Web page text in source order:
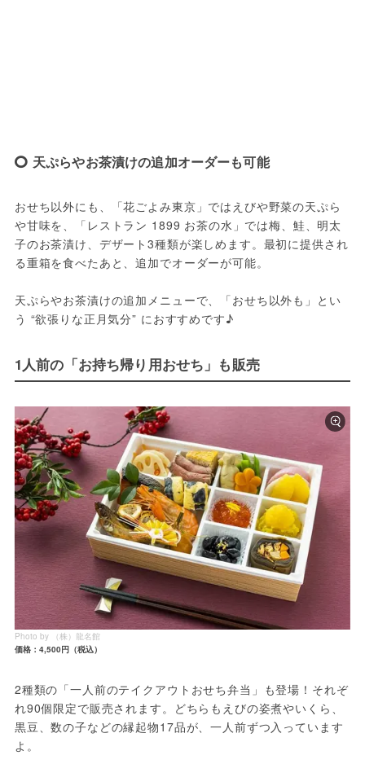
天ぷらやお茶漬けの追加オーダーも可能
おせち以外にも、「花ごよみ東京」ではえびや野菜の天ぷら
や甘味を、「レストラン 1899 お茶の水」では梅、鮭、明太
子のお茶漬け、デザート3種類が楽しめます。最初に提供され
る重箱を食べたあと、追加でオーダーが可能。
天ぷらやお茶漬けの追加メニューで、「おせち以外も」とい
う “欲張りな正月気分” におすすめです♪
1人前の「お持ち帰り用おせち」も販売
Photo by （株）龍名館
価格：4,500円（税込）
2種類の「一人前のテイクアウトおせち弁当」も登場！それぞ
れ90個限定で販売されます。どちらもえびの姿煮やいくら、
黒豆、数の子などの縁起物17品が、一人前ずつ入っています
よ。